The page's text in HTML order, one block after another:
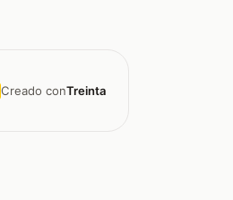
Creado conTreinta